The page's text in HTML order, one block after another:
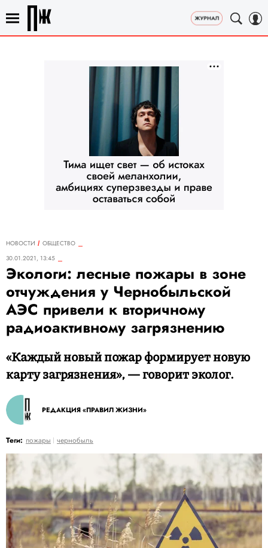
НОВОСТИ
ОБЩЕСТВО
30.01.2021, 13:45
Экологи: лесные пожары в зоне
отчуждения у Чернобыльской
АЭС привели к вторичному
радиоактивному загрязнению
«Каждый новый пожар формирует новую
карту загрязнения», — говорит эколог.
РЕДАКЦИЯ «ПРАВИЛ ЖИЗНИ»
Теги: пожары чернобыль